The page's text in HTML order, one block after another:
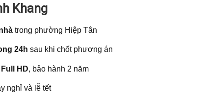
Khang
trong phường Hiệp Tân
24h sau khi chốt phương án
HD, bảo hành 2 năm
nghỉ và lễ tết